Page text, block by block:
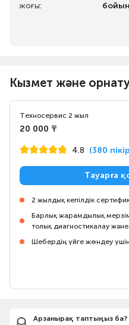
жоғы:
Кызмет және
Техносервис 2 жыл
20 000 ₸
4.8 (380
Тауарға
2 жылдық кепілдік
Барлық жарамдылық
толық диагностикалау
Шебердің үйге жөндеу
Арзанырақ таптыңыз ба?